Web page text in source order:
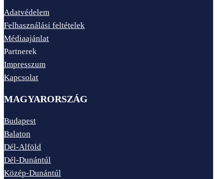
Adatvédelem
Felhasználási feltételek
Médiaajánlat
Partnerek
Impresszum
Kapcsolat
MAGYARORSZÁG
Budapest
Balaton
Dél-Alföld
Dél-Dunántúl
Közép-Dunántúl